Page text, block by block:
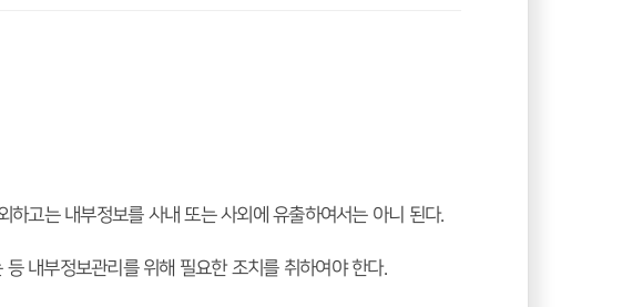
고는 내부정보를 사내 또는 사외에 유출하여서는 아니 된다.
내부정보관리를 위해 필요한 조치를 취하여야 한다.